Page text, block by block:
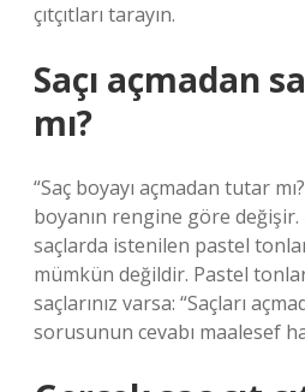
çıtçıtları tarayın.
Saçı açmadan
mı?
“Saç boyayı açmadan tutar
boyanın rengine göre
saçlarda istenilen pastel
mümkün değildir. Pastel
saçlarınız varsa: “Saçları
sorusunun cevabı maalesef